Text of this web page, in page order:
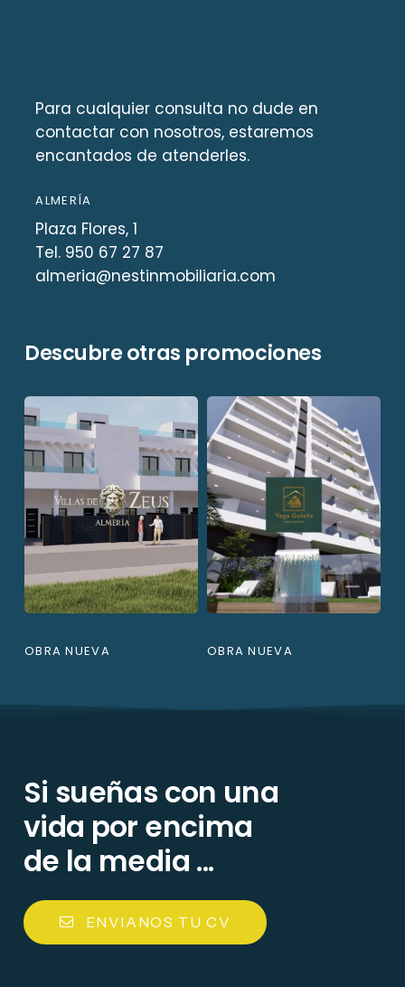
Para cualquier consulta no dude en
contactar con nosotros, estaremos
encantados de atenderles.
ALMERÍA
Plaza Flores, 1
Tel. 950 67 27 87
almeria@nestinmobiliaria.com
Descubre otras promociones
OBRA NUEVA OBRA NUEVA
Si sueñas con una
vida por encima
de la media ...
ENVI A NOS T U CV